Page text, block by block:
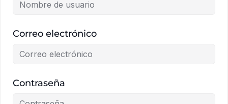
Correo electrónico
Contraseña